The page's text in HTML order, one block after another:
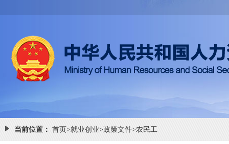
当前位置： 首页>就业创业>政策文件>农民工